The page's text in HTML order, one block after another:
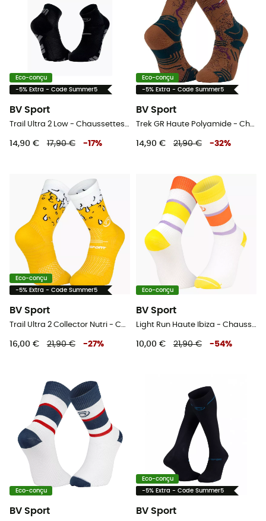
Eco-conçu
-5% Extra - Code Summer5
BV Sport
Trail Ultra 2 Low - Chaussettes trail
14,90 € 17,90 € -17%
Eco-conçu
-5% Extra - Code Summer5
BV Sport
Trek GR Haute Polyamide - Chaussettes randonnée
14,90 € 21,90 € -32%
Eco-conçu
-5% Extra - Code Summer5
BV Sport
Trail Ultra 2 Collector Nutri - Chaussettes trail
16,00 € 21,90 € -27%
Eco-conçu
BV Sport
Light Run Haute Ibiza - Chaussettes running
10,00 € 21,90 € -54%
Eco-conçu
BV Sport
Eco-conçu
-5% Extra - Code Summer5
BV Sport